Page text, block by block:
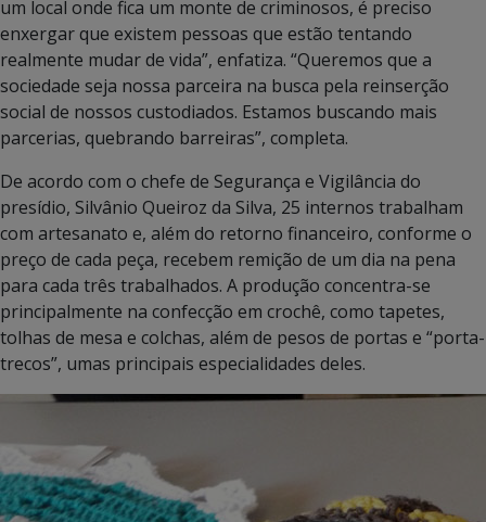
um local onde fica um monte de criminosos, é preciso
enxergar que existem pessoas que estão tentando
realmente mudar de vida”, enfatiza. “Queremos que a
sociedade seja nossa parceira na busca pela reinserção
social de nossos custodiados. Estamos buscando mais
parcerias, quebrando barreiras”, completa.
De acordo com o chefe de Segurança e Vigilância do
presídio, Silvânio Queiroz da Silva, 25 internos trabalham
com artesanato e, além do retorno financeiro, conforme o
preço de cada peça, recebem remição de um dia na pena
para cada três trabalhados. A produção concentra-se
principalmente na confecção em crochê, como tapetes,
tolhas de mesa e colchas, além de pesos de portas e “porta-
trecos”, umas principais especialidades deles.